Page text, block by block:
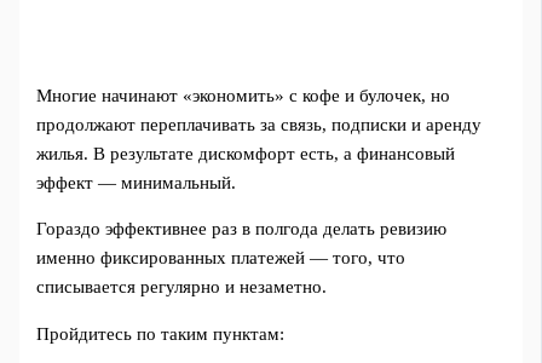
Многие начинают «экономить» с кофе и булочек, но
продолжают переплачивать за связь, подписки и аренду
жилья. В результате дискомфорт есть, а финансовый
эффект — минимальный.
Гораздо эффективнее раз в полгода делать ревизию
именно фиксированных платежей — того, что
списывается регулярно и незаметно.
Пройдитесь по таким пунктам: